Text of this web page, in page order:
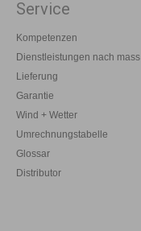
Service
Kompetenzen
Dienstleistungen nach mass
Lieferung
Garantie
Wind + Wetter
Umrechnungstabelle
Glossar
Distributor